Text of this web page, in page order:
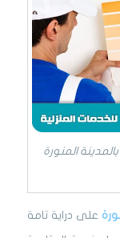
المنورة
على دراية تامة